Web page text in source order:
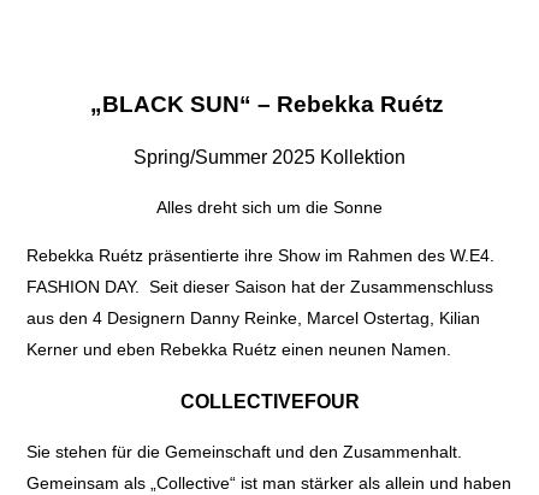
„BLACK SUN“ – Rebekka Ruétz
Spring/Summer 2025 Kollektion
Alles dreht sich um die Sonne
Rebekka Ruétz präsentierte ihre Show im Rahmen des W.E4.
FASHION DAY. Seit dieser Saison hat der Zusammenschluss
aus den 4 Designern Danny Reinke, Marcel Ostertag, Kilian
Kerner und eben Rebekka Ruétz einen neunen Namen.
COLLECTIVEFOUR
Sie stehen für die Gemeinschaft und den Zusammenhalt.
Gemeinsam als „Collective“ ist man stärker als allein und haben